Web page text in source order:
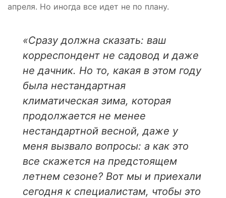
апреля. Но иногда все идет не по плану.
«Сразу должна сказать: ваш
корреспондент не садовод и даже
не дачник. Но то, какая в этом году
была нестандартная
климатическая зима, которая
продолжается не менее
нестандартной весной, даже у
меня вызвало вопросы: а как это
все скажется на предстоящем
летнем сезоне? Вот мы и приехали
сегодня к специалистам, чтобы это